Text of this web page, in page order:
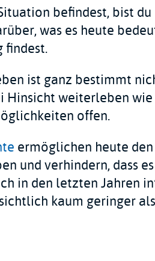
befindest, bist
was es heute
findest.
ist ganz bestimmt
Hinsicht weiterleben
offen.
ermöglichen heute
und verhindern, dass
in den letzten Jahren
kaum geringer